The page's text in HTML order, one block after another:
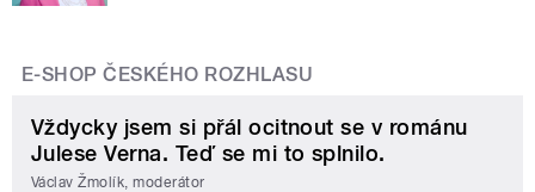
E-SHOP ČESKÉHO ROZHLASU
Vždycky jsem si přál ocitnout se v románu
Julese Verna. Teď se mi to splnilo.
Václav Žmolík, moderátor